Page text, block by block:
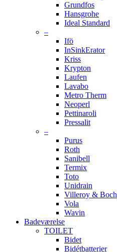
Grundfos
Hansgrohe
Ideal Standard
–
Ifö
InSinkErator
Kriss
Krypton
Laufen
Lavabo
Metro Therm
Neoperl
Pettinaroli
Pressalit
–
Purus
Roth
Sanibell
Termix
Toto
Unidrain
Villeroy & Boch
Vola
Wavin
Badeværelse
TOILET
Bidet
Bidétbatterier